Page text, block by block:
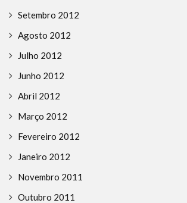
Setembro 2012
Agosto 2012
Julho 2012
Junho 2012
Abril 2012
Março 2012
Fevereiro 2012
Janeiro 2012
Novembro 2011
Outubro 2011